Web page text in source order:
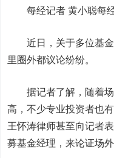
每经记者 黄小聪每
近日，关于多位基金
里圈外都议论纷纷。
据记者了解，随着场
高，不少专业投资者也
王怀涛律师甚至向记者
募基金经理，来论证场